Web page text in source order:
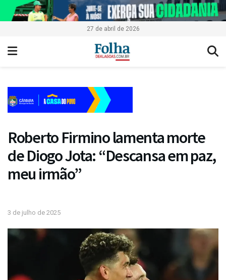
27 de abril de 2026
Roberto Firmino lamenta morte
de Diogo Jota: “Descansa em paz,
meu irmão”
3 de julho de 2025